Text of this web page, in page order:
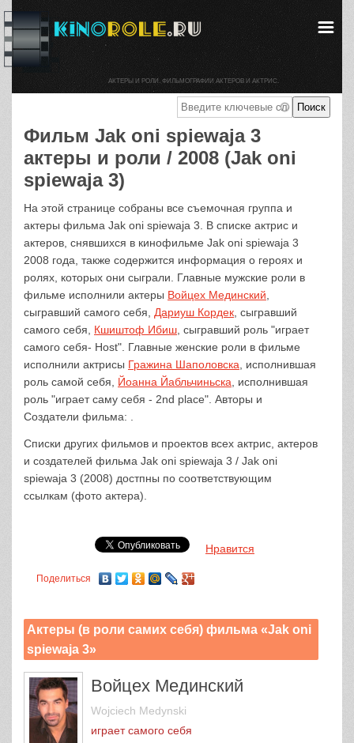
Фильм Jak oni spiewaja 3
актеры и роли / 2008 (Jak oni
spiewaja 3)
На этой странице собраны все съемочная группа и
актеры фильма Jak oni spiewaja 3. В списке актрис и
актеров, снявшихся в кинофильме Jak oni spiewaja 3
2008 года, также содержится информация о героях и
ролях, которых они сыграли. Главные мужские роли в
фильме исполнили актеры Войцех Мединский
сыгравший самого себя, Дариуш Кордек , сыгравший
самого себя, Кшиштоф Ибиш , сыгравший роль "играет
самого себя- Host". Главные женские роли в фильме
исполнили актрисы Гражина Шаполовска , исполнившая
роль самой себя, Йоанна Йабльчиньска , исполнившая
роль "играет саму себя - 2nd place". Авторы и
Создатели фильма: .
Списки других фильмов и проектов всех актрис, актеров
и создателей фильма Jak oni spiewaja 3 / Jak oni
spiewaja 3 (2008) достпны по соответствующим
ссылкам (фото актера).
Нравится
Поделиться
Актеры (в роли самих себя) фильма «Jak oni
spiewaja 3»
Войцех Мединский
Wojciech Medynski
играет самого себя
АКТЕРЫ И РОЛИ. ФИЛЬМОГРАФИИ АКТЕРОВ И АКТРИС.